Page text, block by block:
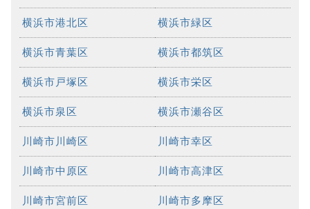
横浜市港北区 横浜市緑区
横浜市青葉区 横浜市都筑区
横浜市戸塚区 横浜市栄区
横浜市泉区 横浜市瀬谷区
川崎市川崎区 川崎市幸区
川崎市中原区 川崎市高津区
川崎市宮前区 川崎市多摩区